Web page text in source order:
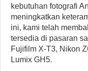
kebutuhan fotografi
meningkatkan
ini, kami telah
tersedia di pasaran
Fujifilm X-T3, Nikon
Lumix GH5.